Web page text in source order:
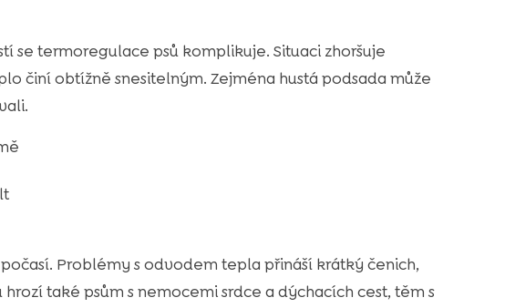
se termoregulace psů komplikuje. Situaci zhoršuje
činí obtížně snesitelným. Zejména hustá podsada může
Problémy s odvodem tepla přináší krátký čenich,
také psům s nemocemi srdce a dýchacích cest, těm s